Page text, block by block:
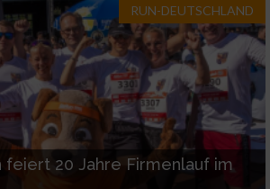
RUN-DEUTSCHLAND
feiert 20 Jahre Firmenlauf im